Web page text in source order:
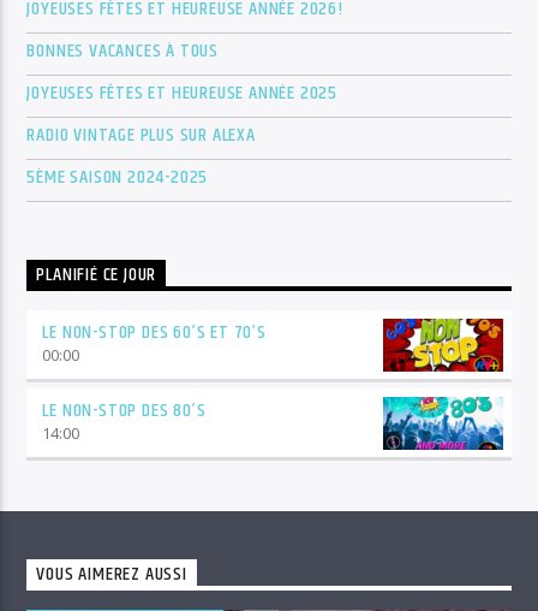
JOYEUSES FÊTES ET HEUREUSE ANNÉE 2026!
BONNES VACANCES À TOUS
JOYEUSES FÊTES ET HEUREUSE ANNÉE 2025
RADIO VINTAGE PLUS SUR ALEXA
5ÈME SAISON 2024-2025
PLANIFIÉ CE JOUR
LE NON-STOP DES 60’S ET 70’S
00:00
LE NON-STOP DES 80’S
14:00
VOUS AIMEREZ AUSSI